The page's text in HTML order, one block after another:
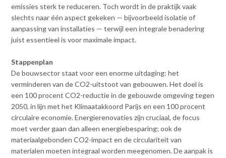
emissies sterk te reduceren. Toch wordt in de praktijk vaak
slechts naar één aspect gekeken — bijvoorbeeld isolatie of
aanpassing van installaties — terwijl een integrale benadering
juist essentieel is voor maximale impact.
Stappenplan
De bouwsector staat voor een enorme uitdaging: het
verminderen van de CO2-uitstoot van gebouwen. Het doel is
een 100 procent CO2-reductie in de gebouwde omgeving tegen
2050, in lijn met het Klimaatakkoord Parijs en een 100 procent
circulaire economie. Energierenovaties zijn cruciaal, de focus
moet verder gaan dan alleen energiebesparing; ook de
materiaalgebonden CO2-impact en de circulariteit van
materialen moeten integraal worden meegenomen. De aanpak is